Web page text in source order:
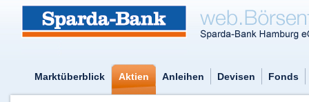
Marktüberblick Aktien Anleihen Devisen Fonds